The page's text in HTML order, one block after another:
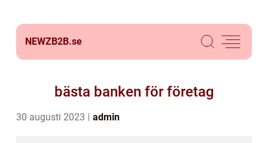
NEWZB2B.se
bästa banken för företag
30 augusti 2023 admin